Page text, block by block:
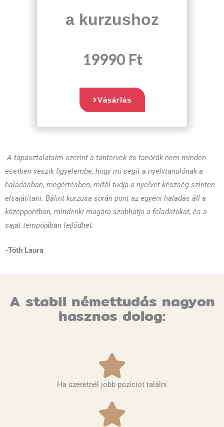
a kurzushoz
19990Ft
Vásárlás
A tapasztalataim szerint a tantervek és tanórák nem minden
esetben veszik figyelembe, hogy mi segít a nyelvtanulónak a
haladásban, megértésben, mitől tudja a nyelvet készség szinten
elsajátítani. Bálint kurzusa során pont az egyéni haladás áll a
középpontban, mindenki magára szabhatja a feladatokat, és a
saját tempójában fejlődhet.
-Tóth Laura
A stabil némettudás nagyon
hasznos dolog:
Ha szeretnél jobb pozíciót találni